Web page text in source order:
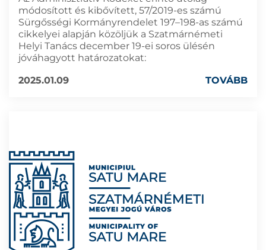
módosított és kibővített, 57/2019-es számú
Sürgősségi Kormányrendelet 197–198-as számú
cikkelyei alapján közöljük a Szatmárnémeti
Helyi Tanács december 19-ei soros ülésén
jóváhagyott határozatokat:
2025.01.09
TOVÁBB